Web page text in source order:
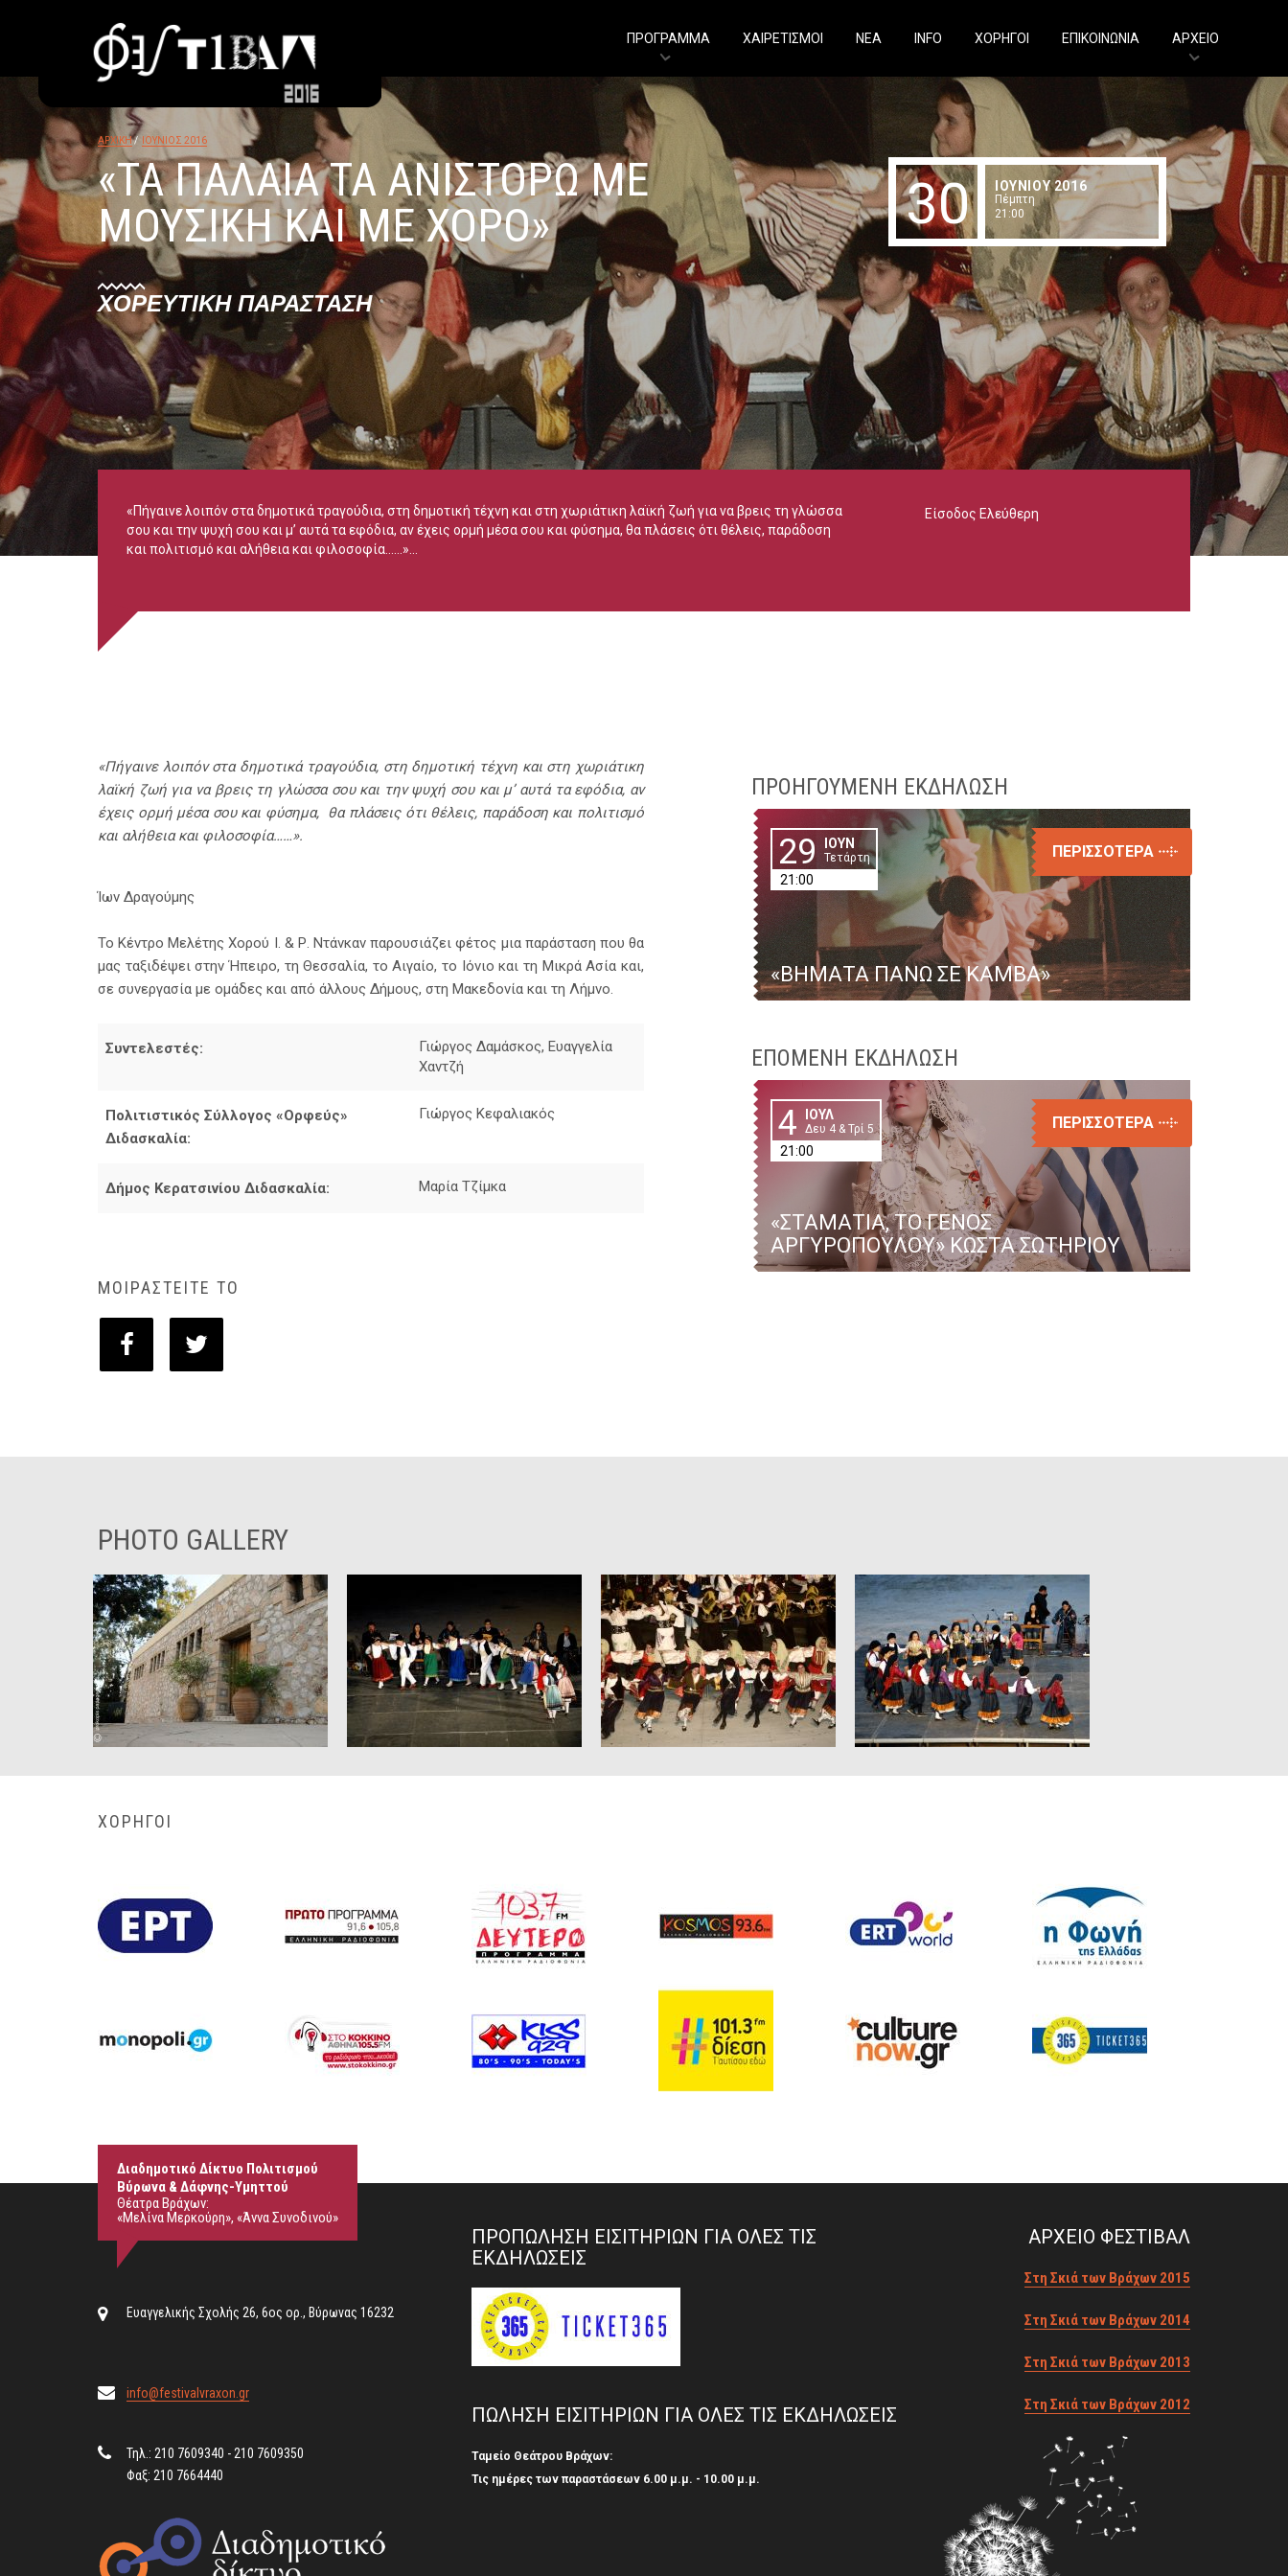
ΠΡΟΓΡΑΜΜΑ ΧΑΙΡΕΤΙΣΜΟΙ ΝΕΑ INFO ΧΟΡΗΓΟΙ ΕΠΙΚΟΙΝΩΝΙΑ ΑΡΧΕΙΟ
ΑΡΧΙΚΗ ΙΟΥΝΙΟΣ 2016
«ΤΑ ΠΑΛΑΙΑ ΤΑ ΑΝΙΣΤΟΡΩ ΜΕ
ΜΟΥΣΙΚΗ ΚΑΙ ΜΕ ΧΟΡΟ»
30 ΙΟΥΝIOY 2016
Πέμπτη
21:00
ΧΟΡΕΥΤΙΚΉ ΠΑΡΆΣΤΑΣΗ
«Πήγαινε λοιπόν στα δημοτικά τραγούδια, στη δημοτική τέχνη και στη χωριάτικη λαϊκή ζωή για να βρεις τη γλώσσα
σου και την ψυχή σου και μ’ αυτά τα εφόδια, αν έχεις ορμή μέσα σου και φύσημα, θα πλάσεις ότι θέλεις, παράδοση
και πολιτισμό και αλήθεια και φιλοσοφία……»...
Είσοδος Ελεύθερη
«Πήγαινε λοιπόν στα δημοτικά τραγούδια, στη δημοτική τέχνη και στη χωριάτικη
λαϊκή ζωή για να βρεις τη γλώσσα σου και την ψυχή σου και μ’ αυτά τα εφόδια, αν
έχεις ορμή μέσα σου και φύσημα, θα πλάσεις ότι θέλεις, παράδοση και πολιτισμό
και αλήθεια και φιλοσοφία……».
Ίων Δραγούμης
Το Κέντρο Μελέτης Χορού Ι. & Ρ. Ντάνκαν παρουσιάζει φέτος μια παράσταση που θα
μας ταξιδέψει στην Ήπειρο, τη Θεσσαλία, το Αιγαίο, το Ιόνιο και τη Μικρά Ασία και,
σε συνεργασία με ομάδες και από άλλους Δήμους, στη Μακεδονία και τη Λήμνο.
Συντελεστές:
Γιώργος Δαμάσκος, Ευαγγελία
Χαντζή
Πολιτιστικός Σύλλογος «Ορφεύς»
Διδασκαλία:
Γιώργος Κεφαλιακός
Δήμος Κερατσινίου Διδασκαλία: Μαρία Τζίμκα
ΜΟΙΡΑΣΤΕΙΤΕ ΤΟ
ΠΡΟΗΓΟΥΜΕΝΗ ΕΚΔΗΛΩΣΗ
«ΒΗΜΑΤΑ ΠΑΝΩ ΣΕ ΚΑΜΒΑ»
29 ΙΟΥΝ
Τετάρτη
21:00
ΠΕΡΙΣΣΟΤΕΡΑ
ΕΠΟΜΕΝΗ ΕΚΔΗΛΩΣΗ
«ΣΤΑΜΑΤΙΑ, ΤΟ ΓΕΝΟΣ
ΑΡΓΥΡΟΠΟΥΛΟΥ» ΚΏΣΤΑ ΣΩΤΗΡΊΟΥ
4 ΙΟΥΛ
Δευ 4 & Τρί 5
21:00
ΠΕΡΙΣΣΟΤΕΡΑ
PHOTO GALLERY
ΧΟΡΗΓΟΙ
Διαδημοτικό Δίκτυο Πολιτισμού
Βύρωνα & Δάφνης-Υμηττού
Θέατρα Βράχων:
«Μελίνα Μερκούρη», «Άννα Συνοδινού»
Ευαγγελικής Σχολής 26, 6ος ορ., Βύρωνας 16232
info@festivalvraxon.gr
Τηλ.: 210 7609340 - 210 7609350
Φαξ: 210 7664440
ΠΡΟΠΩΛΗΣΗ ΕΙΣΙΤΗΡΙΩΝ ΓΙΑ ΟΛΕΣ ΤΙΣ
ΕΚΔΗΛΩΣΕΙΣ
ΠΩΛΗΣΗ ΕΙΣΙΤΗΡΙΩΝ ΓΙΑ ΟΛΕΣ ΤΙΣ ΕΚΔΗΛΩΣΕΙΣ
Ταμείο Θεάτρου Βράχων:
Τις ημέρες των παραστάσεων 6.00 μ.μ. - 10.00 μ.μ.
ΑΡΧΕΙΟ ΦΕΣΤΙΒΑΛ
Στη Σκιά των Βράχων 2015
Στη Σκιά των Βράχων 2014
Στη Σκιά των Βράχων 2013
Στη Σκιά των Βράχων 2012